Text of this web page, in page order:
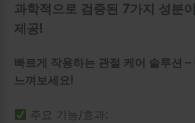
과학적으로 검증된 7가지 성분
제공!
빠르게 작용하는 관절 케어 솔루션
느껴보세요!
주요 기능/효과: